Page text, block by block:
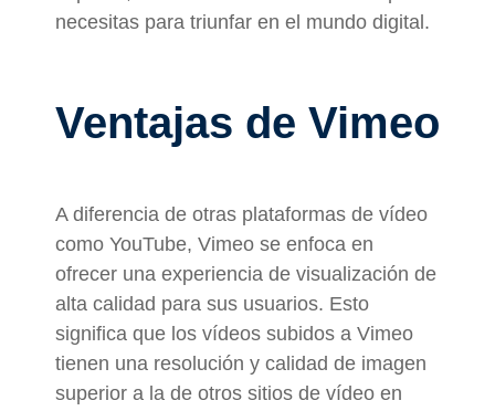
necesitas para triunfar en el mundo digital.
Ventajas de Vimeo
A diferencia de otras plataformas de vídeo
como YouTube, Vimeo se enfoca en
ofrecer una experiencia de visualización de
alta calidad para sus usuarios. Esto
significa que los vídeos subidos a Vimeo
tienen una resolución y calidad de imagen
superior a la de otros sitios de vídeo en